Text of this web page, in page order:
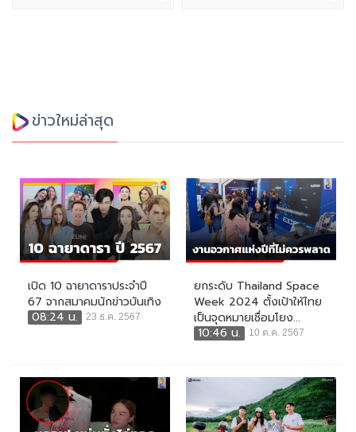
ข่าวใหม่ล่าสุด
เปิด 10 ฉายาดาราประจำปี
67 จากสมาคมนักข่าวบันเทิง
08:24 น.
23 ธ.ค. 2567
ยกระดับ Thailand Space
Week 2024 ตั้งเป้าให้ไทย
เป็นจุดหมายเชื่อมโยง...
10:46 น.
10 ต.ค. 2567